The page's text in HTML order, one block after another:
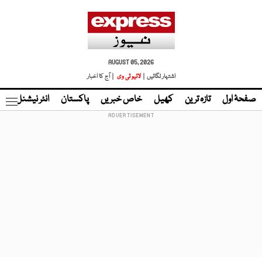
AUGUST 05, 2026
اشتہار لگائیں |
لائیو ٹی وی | آج کا اخبار
صفحۂ اول تازہ ترین کھیل خاص خبریں پاکستان انٹر نیشنل